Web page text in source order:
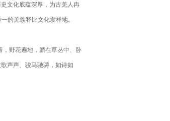
文化底蕴深厚，为古羌人冉
的羌族释比文化发祥地。
，野花遍地，躺在草丛中、卧
声声、骏马驰骋，如诗如